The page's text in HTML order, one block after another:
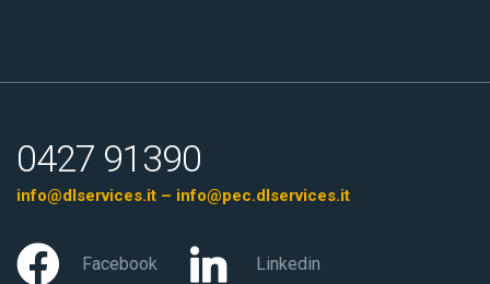
0427 91390
info@dlservices.it – info@pec.dlservices.it
Facebook Linkedin